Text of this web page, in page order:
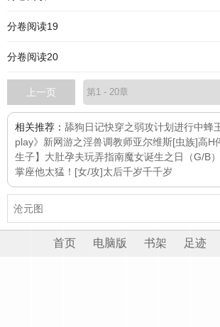
分卷阅读19
分卷阅读20
上一页
相关推荐： 舔狗日记快穿之弱攻计划进行中蜂
play》 新网游之淫兽调教师亚尔维斯[虫族]高H
生子】大肚孕夫玩弄指南魔女诞生之日（G/B）
掌座他太猛！ [女/攻]太后千岁千千岁
首页 电脑版 书架 足迹